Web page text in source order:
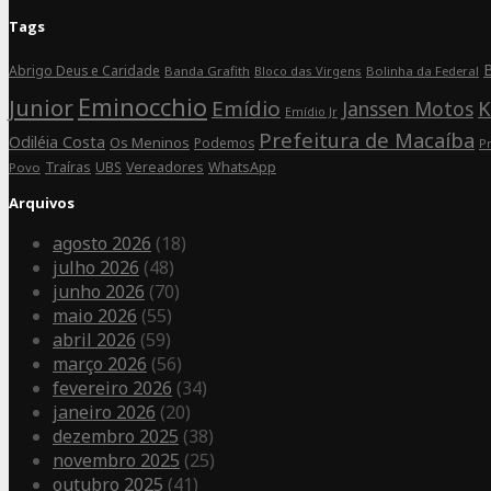
Tags
Abrigo Deus e Caridade Banda Grafith Bloco das Virgens Bolinha da Federal
Junior Eminocchio Emídio Emídio Jr Janssen Motos
Odiléia Costa Os Meninos Podemos Prefeitura de Macaíba
Povo Traíras UBS Vereadores WhatsApp
Arquivos
agosto 2026 (18)
julho 2026 (48)
junho 2026 (70)
maio 2026 (55)
abril 2026 (59)
março 2026 (56)
fevereiro 2026 (34)
janeiro 2026 (20)
dezembro 2025 (38)
novembro 2025 (25)
outubro 2025 (41)